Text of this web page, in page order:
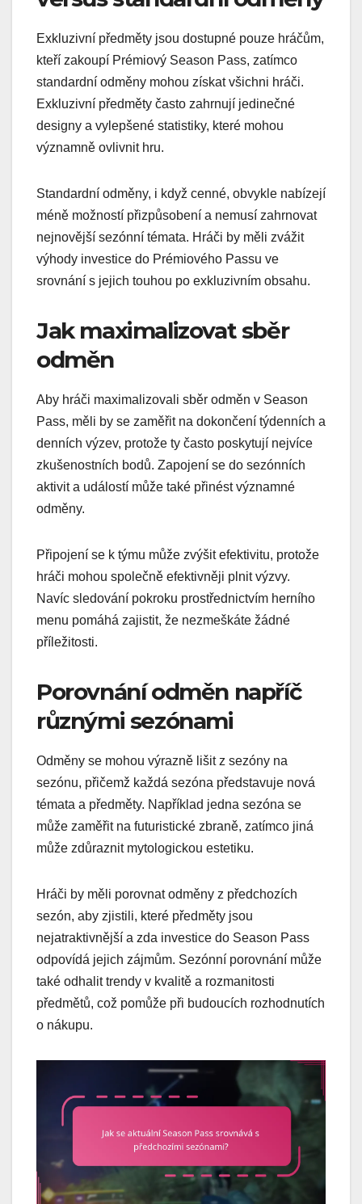
Exkluzivní předměty jsou dostupné pouze hráčům,
kteří zakoupí Prémiový Season Pass, zatímco
standardní odměny mohou získat všichni hráči.
Exkluzivní předměty často zahrnují jedinečné
designy a vylepšené statistiky, které mohou
významně ovlivnit hru.
Standardní odměny, i když cenné, obvykle nabízejí
méně možností přizpůsobení a nemusí zahrnovat
nejnovější sezónní témata. Hráči by měli zvážit
výhody investice do Prémiového Passu ve
srovnání s jejich touhou po exkluzivním obsahu.
Jak maximalizovat sběr
odměn
Aby hráči maximalizovali sběr odměn v Season
Pass, měli by se zaměřit na dokončení týdenních a
denních výzev, protože ty často poskytují nejvíce
zkušenostních bodů. Zapojení se do sezónních
aktivit a událostí může také přinést významné
odměny.
Připojení se k týmu může zvýšit efektivitu, protože
hráči mohou společně efektivněji plnit výzvy.
Navíc sledování pokroku prostřednictvím herního
menu pomáhá zajistit, že nezmeškáte žádné
příležitosti.
Porovnání odměn napříč
různými sezónami
Odměny se mohou výrazně lišit z sezóny na
sezónu, přičemž každá sezóna představuje nová
témata a předměty. Například jedna sezóna se
může zaměřit na futuristické zbraně, zatímco jiná
může zdůraznit mytologickou estetiku.
Hráči by měli porovnat odměny z předchozích
sezón, aby zjistili, které předměty jsou
nejatraktivnější a zda investice do Season Pass
odpovídá jejich zájmům. Sezónní porovnání může
také odhalit trendy v kvalitě a rozmanitosti
předmětů, což pomůže při budoucích rozhodnutích
o nákupu.